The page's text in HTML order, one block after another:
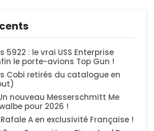
5922 : le vrai USS Enterprise
le porte-avions Top Gun !
Cobi retirés du catalogue en
nouveau Messerschmitt Me
pour 2026 !
A en exclusivité Française !